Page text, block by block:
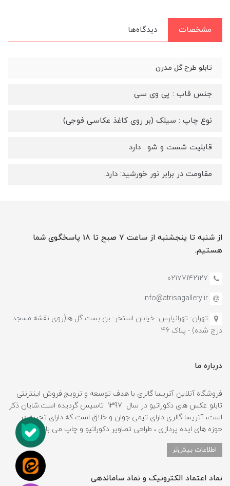
مشخصات دیدگاه‌ها
تابلو طرح گل مدرن
جنس قاب : پی وی سی
نوع چاپ : سیلک (بر روی کاغذ عکاسی فوجی)
قابلیت شست و شو : دارد
مقاومت در برابر نور خورشید: دارد.
از شنبه تا پنجشنبه از ساعت 7 صبح تا 18 پاسخگوی شما
هستیم.
02177142127
info@atrisagallery.ir
تهران- تهرانپارس- خیابان استخر- بن بست گل ها(روی نقشه مسجد
درج شده) - پلاک 46
درباره ما
فروشگاه آنلاین آتریسا گالری با هدف توسعه و ترویج فروش اینترنتی
تابلو عکس های دکوراتیو در سال 1397 تاسیس گردیده است.شایان ذکر
است، آتریسا گالری دارای تیمی جوان و خلاق است که دارای تجربه در
حوزه های ایده پردازی ، طراحی تصاویر دکوراتیو و چاپ می باشد.
اطلاعات بیش‌تر
نماد اعتماد الکترونیک و نماد ساماندهی